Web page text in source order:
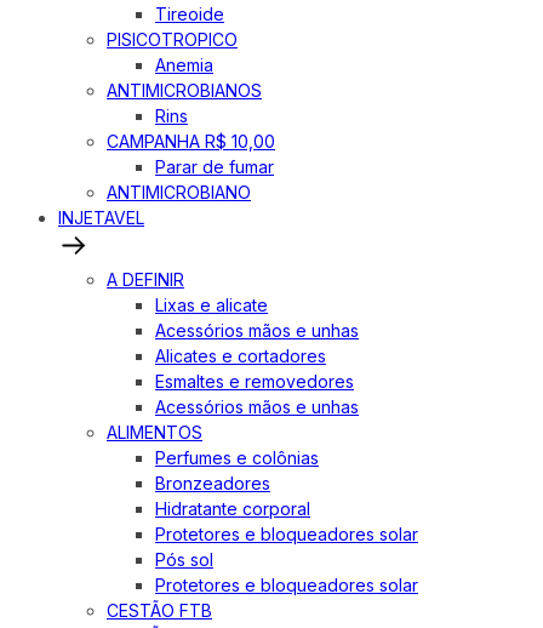
Tireoide
PISICOTROPICO
Anemia
ANTIMICROBIANOS
Rins
CAMPANHA R$ 10,00
Parar de fumar
ANTIMICROBIANO
INJETAVEL
A DEFINIR
Lixas e alicate
Acessórios mãos e unhas
Alicates e cortadores
Esmaltes e removedores
Acessórios mãos e unhas
ALIMENTOS
Perfumes e colônias
Bronzeadores
Hidratante corporal
Protetores e bloqueadores solar
Pós sol
Protetores e bloqueadores solar
CESTÃO FTB